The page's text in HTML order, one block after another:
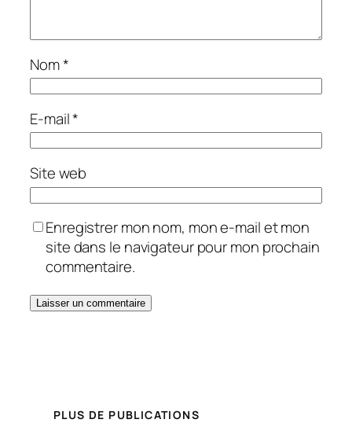
Nom*
E-mail*
Site web
Enregistrer mon nom, mon e-mail et mon
site dans le navigateur pour mon prochain
commentaire.
PLUS DE PUBLICATIONS